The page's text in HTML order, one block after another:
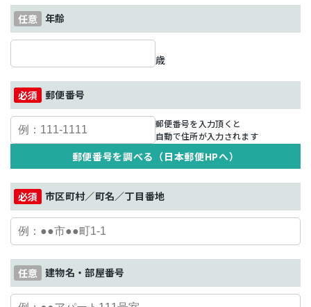
年齢
歳
郵便番号
郵便番号を入力頂くと
自動で住所が入力されます
郵便番号を調べる（日本郵便HPへ）
市区町村／町名／丁目番地
建物名・部屋番号